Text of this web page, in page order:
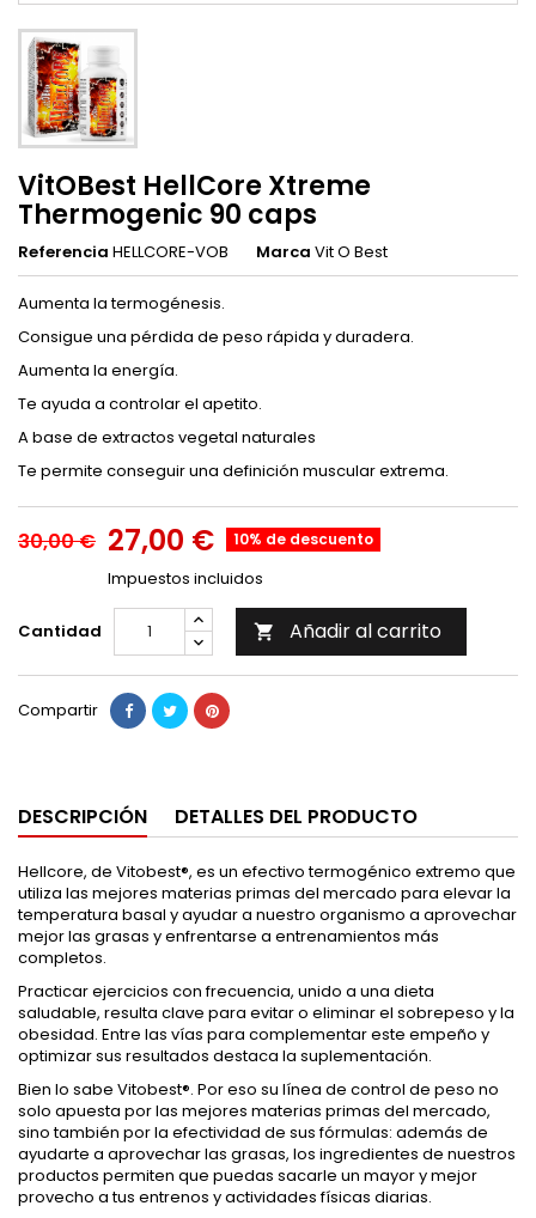
VitOBest HellCore Xtreme
Thermogenic 90 caps
Referencia HELLCORE-VOB Marca Vit O Best
Aumenta la termogénesis.
Consigue una pérdida de peso rápida y duradera.
Aumenta la energía.
Te ayuda a controlar el apetito.
A base de extractos vegetal naturales
Te permite conseguir una definición muscular extrema.
30,00 € 27,00 € 10% de descuento
Impuestos incluidos
Cantidad  Añadir al carrito
Compartir
DESCRIPCIÓN DETALLES DEL PRODUCTO
Hellcore, de Vitobest®, es un efectivo termogénico extremo que
utiliza las mejores materias primas del mercado para elevar la
temperatura basal y ayudar a nuestro organismo a aprovechar
mejor las grasas y enfrentarse a entrenamientos más
completos.
Practicar ejercicios con frecuencia, unido a una dieta
saludable, resulta clave para evitar o eliminar el sobrepeso y la
obesidad. Entre las vías para complementar este empeño y
optimizar sus resultados destaca la suplementación.
Bien lo sabe Vitobest®. Por eso su línea de control de peso no
solo apuesta por las mejores materias primas del mercado,
sino también por la efectividad de sus fórmulas: además de
ayudarte a aprovechar las grasas, los ingredientes de nuestros
productos permiten que puedas sacarle un mayor y mejor
provecho a tus entrenos y actividades físicas diarias.